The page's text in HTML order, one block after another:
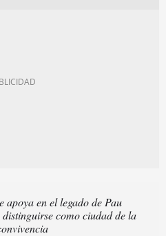
apoya en el legado de Pau
como ciudad de la